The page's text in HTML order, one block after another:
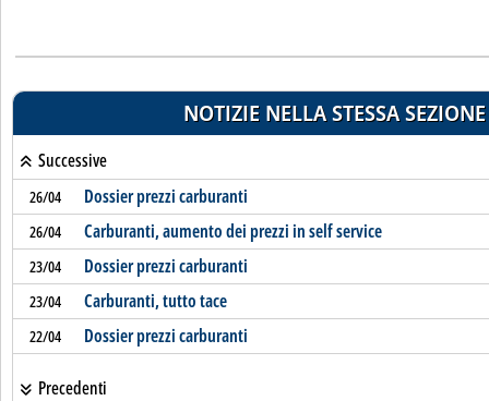
NOTIZIE NELLA STESSA SEZIONE
Successive
26/04 Dossier prezzi carburanti
26/04 Carburanti, aumento dei prezzi in self service
23/04 Dossier prezzi carburanti
23/04 Carburanti, tutto tace
22/04 Dossier prezzi carburanti
Precedenti